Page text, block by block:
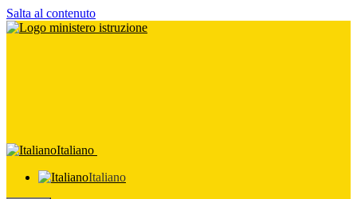
Salta al contenuto
Italiano
Italiano